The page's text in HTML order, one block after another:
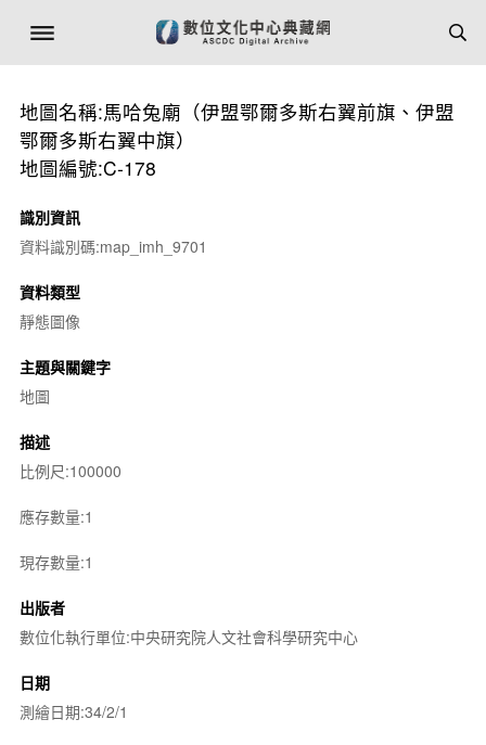
地圖名稱:馬哈兔廟（伊盟鄂爾多斯右翼前旗、伊盟
鄂爾多斯右翼中旗）
地圖編號:C-178
識別資訊
資料識別碼:map_imh_9701
資料類型
靜態圖像
主題與關鍵字
地圖
描述
比例尺:100000
應存數量:1
現存數量:1
出版者
數位化執行單位:中央研究院人文社會科學研究中心
日期
測繪日期:34/2/1